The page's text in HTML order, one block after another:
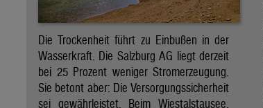
Die Trockenheit führt zu Einbußen in der
Wasserkraft. Die Salzburg AG liegt derzeit
bei 25 Prozent weniger Stromerzeugung.
Sie betont aber: Die Versorgungssicherheit
sei gewährleistet. Beim Wiestalstausee,